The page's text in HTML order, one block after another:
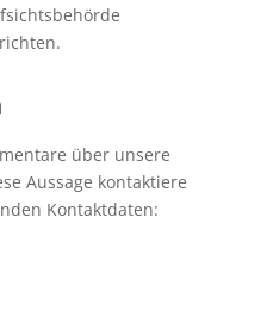
über unsere
Aussage kontaktiere
Kontaktdaten: